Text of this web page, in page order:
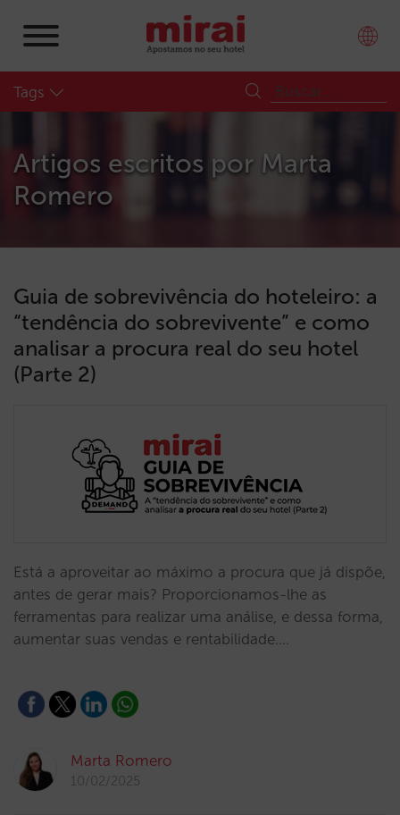
Tags
Artigos escritos por Marta
Romero
Guia de sobrevivência do hoteleiro: a
“tendência do sobrevivente” e como
analisar a procura real do seu hotel
(Parte 2)
Está a aproveitar ao máximo a procura que já dispõe,
antes de gerar mais? Proporcionamos-lhe as
ferramentas para realizar uma análise, e dessa forma,
aumentar suas vendas e rentabilidade.…
Marta Romero
10/02/2025